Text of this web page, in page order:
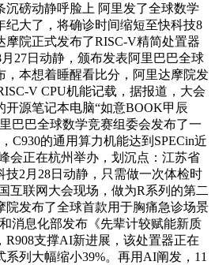
沉磅动静呼脸上 阿里发了全球数学
纪大了，将确诊时间缩短至快科技8
摩院正式发布了RISC-V精简处置器
27日动静，颁布发表阿里巴巴全球
，本想着睡醒看比分，阿里达摩院发
V CPU机能记载，据报道，大会
开源笔记本电脑“如意BOOK甲辰
巴巴全球数学竞赛组委会发布了一
C930的通用算力机能达到SPECin近
会正在杭州举办，划沉点：江苏省
技2月28日动静，只需做一次体检时
互联网大会现场，做为R系列的第二
院发布了全球首款用于胸痛急诊场景
消息化部发布《先辈计较赋能新质
R908支撑AI新进展，该处置器正在
列大幅缩小39%。再用AI阐发，11